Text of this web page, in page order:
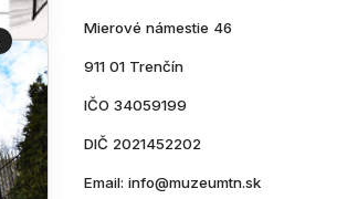
Mierové námestie 46
911 01 Trenčín
IČO 34059199
DIČ 2021452202
Email: info@muzeumtn.sk